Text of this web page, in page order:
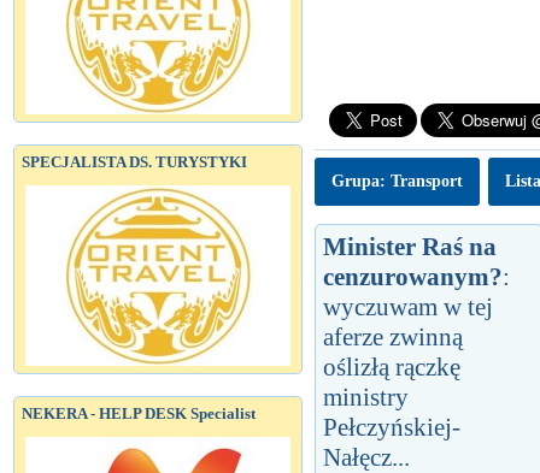
SPECJALISTA DS. TURYSTYKI
NEKERA - HELP DESK Specialist
Grupa: Transport
Minister Raś na
cenzurowanym?:
wyczuwam w tej
aferze zwinną
oślizłą rączkę
ministry
Pełczyńskiej-
Nałęcz...